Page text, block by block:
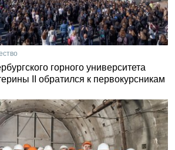
горного университета
II обратился к первокурсникам